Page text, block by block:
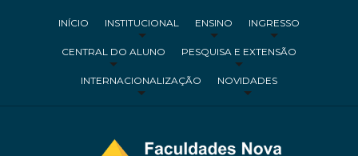
INÍCIO INSTITUCIONAL ENSINO INGRESSO
CENTRAL DO ALUNO PESQUISA E EXTENSÃO
INTERNACIONALIZAÇÃO NOVIDADES